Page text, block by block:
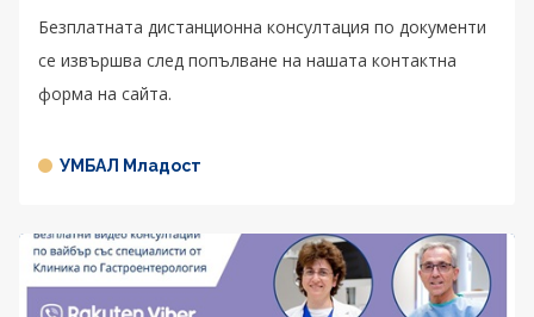
Безплатната дистанционна консултация по документи
се извършва след попълване на нашата контактна
форма на сайта.
УМБАЛ Младост